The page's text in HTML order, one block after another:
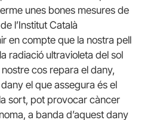
unes bones mesures de
l’Institut Català
en compte que la nostra pell
radiació ultravioleta del sol
cos repara el dany,
el que assegura és el
sort, pot provocar càncer
a banda d’aquest dany